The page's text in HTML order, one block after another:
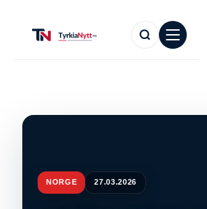
NORGE 27.03.2026